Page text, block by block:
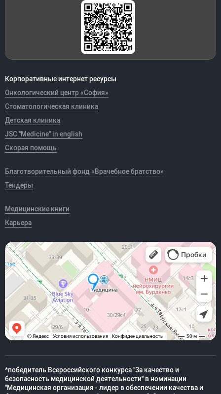
Корпоративные интернет ресурсы
Онкологический центр «София»
Стоматологическая клиника
Детская клиника
JSC "Medicine" in english
Скорая помощь
Благотворительный фонд «Врачебное братство»
Тендеры
Медицинские книги
Карьера
*победитель Всероссийского конкурса "За качество и
безопасность медицинской деятельности" в номинации
"Медицинская организация - лидер в обеспечении качества и